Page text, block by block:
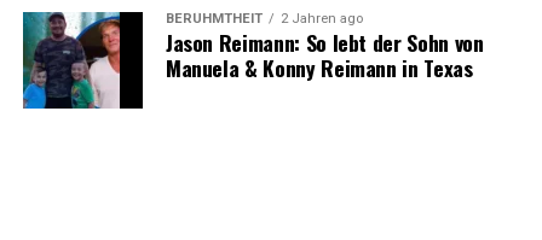
BERÜHMTHEIT 2 Jahren ago
Jason Reimann: So lebt der Sohn von
Manuela & Konny Reimann in Texas